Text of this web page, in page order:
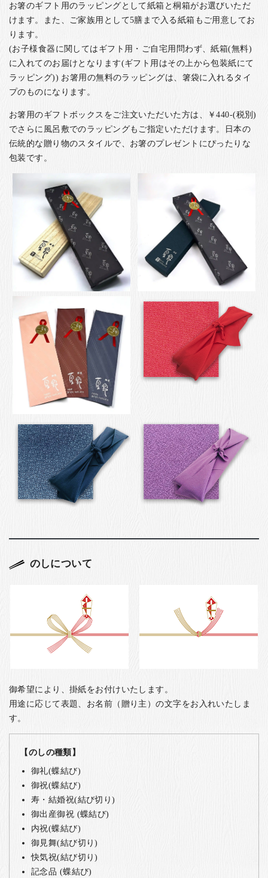
お箸のギフト用のラッピングとして紙箱と桐箱がお選びいただ
けます。また、ご家族用として5膳まで入る紙箱もご用意してお
ります。
(お子様食器に関してはギフト用・ご自宅用問わず、紙箱(無料)
に入れてのお届けとなります(ギフト用はその上から包装紙にて
ラッピング)) お箸用の無料のラッピングは、箸袋に入れるタイ
プのものになります。
お箸用のギフトボックスをご注文いただいた方は、￥440-(税別)
でさらに風呂敷でのラッピングもご指定いただけます。日本の
伝統的な贈り物のスタイルで、お箸のプレゼントにぴったりな
包装です。
のしについて
御希望により、掛紙をお付けいたします。
用途に応じて表題、お名前（贈り主）の文字をお入れいたしま
す。
【のしの種類】
御礼(蝶結び)
御祝(蝶結び)
寿・結婚祝(結び切り)
御出産御祝 (蝶結び)
内祝(蝶結び)
御見舞(結び切り)
快気祝(結び切り)
記念品 (蝶結び)